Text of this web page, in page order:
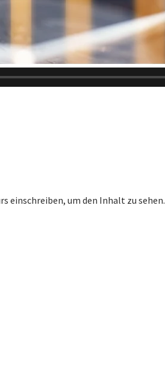
einschreiben, um den Inhalt zu sehen.